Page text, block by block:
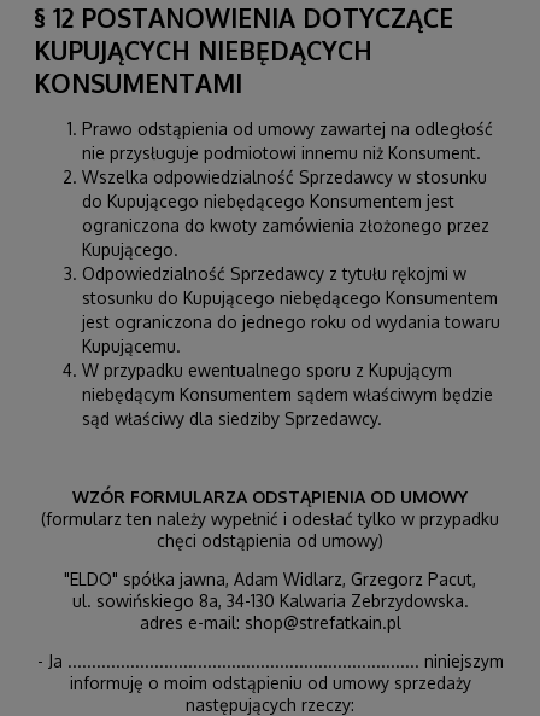
§ 12 POSTANOWIENIA DOTYCZĄCE
KUPUJĄCYCH NIEBĘDĄCYCH
KONSUMENTAMI
Prawo odstąpienia od umowy zawartej na odległość
nie przysługuje podmiotowi innemu niż Konsument.
Wszelka odpowiedzialność Sprzedawcy w stosunku
do Kupującego niebędącego Konsumentem jest
ograniczona do kwoty zamówienia złożonego przez
Kupującego.
Odpowiedzialność Sprzedawcy z tytułu rękojmi w
stosunku do Kupującego niebędącego Konsumentem
jest ograniczona do jednego roku od wydania towaru
Kupującemu.
W przypadku ewentualnego sporu z Kupującym
niebędącym Konsumentem sądem właściwym będzie
sąd właściwy dla siedziby Sprzedawcy.
WZÓR FORMULARZA ODSTĄPIENIA OD UMOWY
(formularz ten należy wypełnić i odesłać tylko w przypadku
chęci odstąpienia od umowy)
"ELDO" spółka jawna, Adam Widlarz, Grzegorz Pacut,
ul. sowińskiego 8a, 34-130 Kalwaria Zebrzydowska.
adres e-mail: shop@strefatkain.pl
- Ja ......................................................................... niniejszym
informuję o moim odstąpieniu od umowy sprzedaży
następujących rzeczy: